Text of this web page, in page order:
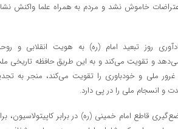
خاموش نشد و مردم به همراه علما واکنش
روز تبعید امام (ره) به هویت انقلابی و
و تقویت می‌کند و به این طریق حافظه تاریخی
غرور ملی و خودباوری را تقویت می‌کند، منجر به
و انسجام ملی را در پی دارد.
قاطع امام خمینی (ره) در برابر کاپیتولاسیون،